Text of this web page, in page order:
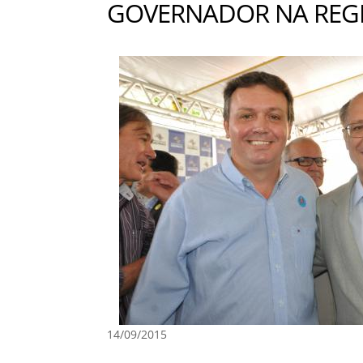
GOVERNADOR NA
14/09/2015